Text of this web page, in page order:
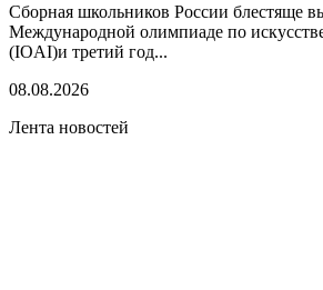
Сборная школьников России блестяще
Международной олимпиаде по
(IOAI)и третий год...
08.08.2026
Лента новостей